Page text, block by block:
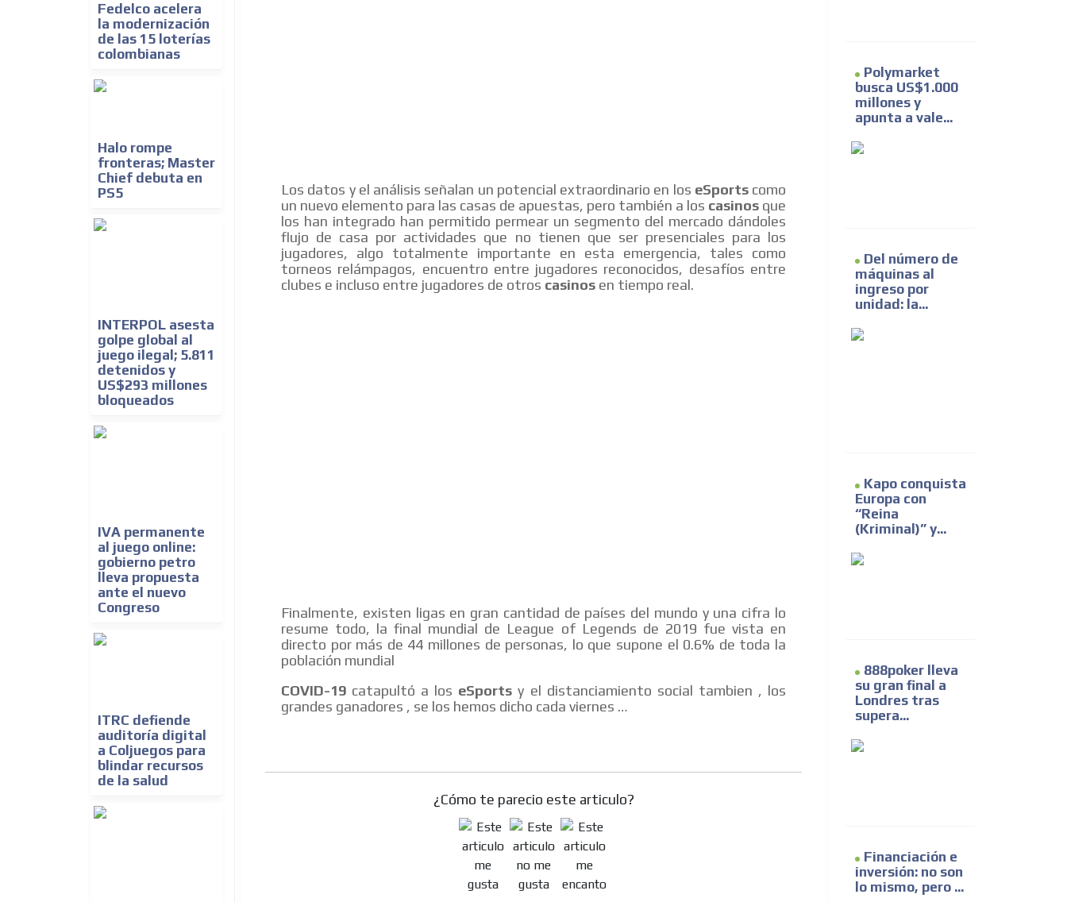
Fedelco acelera
la modernización
de las 15 loterías
colombianas
Halo rompe
fronteras; Master
Chief debuta en
PS5
INTERPOL asesta
golpe global al
juego ilegal; 5.811
detenidos y
US$293 millones
bloqueados
IVA permanente
al juego online:
gobierno petro
lleva propuesta
ante el nuevo
Congreso
ITRC defiende
auditoría digital
a Coljuegos para
blindar recursos
de la salud
Los datos y el análisis señalan un potencial extraordinario en los eSports como
un nuevo elemento para las casas de apuestas, pero también a los casinos que
los han integrado han permitido permear un segmento del mercado dándoles
flujo de casa por actividades que no tienen que ser presenciales para los
jugadores, algo totalmente importante en esta emergencia, tales como
torneos relámpagos, encuentro entre jugadores reconocidos, desafíos entre
clubes e incluso entre jugadores de otros casinos en tiempo real.
Finalmente, existen ligas en gran cantidad de países del mundo y una cifra lo
resume todo, la final mundial de League of Legends de 2019 fue vista en
directo por más de 44 millones de personas, lo que supone el 0.6% de toda la
población mundial
COVID-19 catapultó a los eSportsy el distanciamiento social tambien , los
grandes ganadores , se los hemos dicho cada viernes …
¿Cómo te parecio este articulo?
Polymarket
busca US$1.000
millones y
apunta a vale...
Del número de
máquinas al
ingreso por
unidad: la...
Kapo conquista
Europa con
“Reina
(Kriminal)” y...
888poker lleva
su gran final a
Londres tras
supera...
Financiación e
inversión: no son
lo mismo, pero ...
MVE